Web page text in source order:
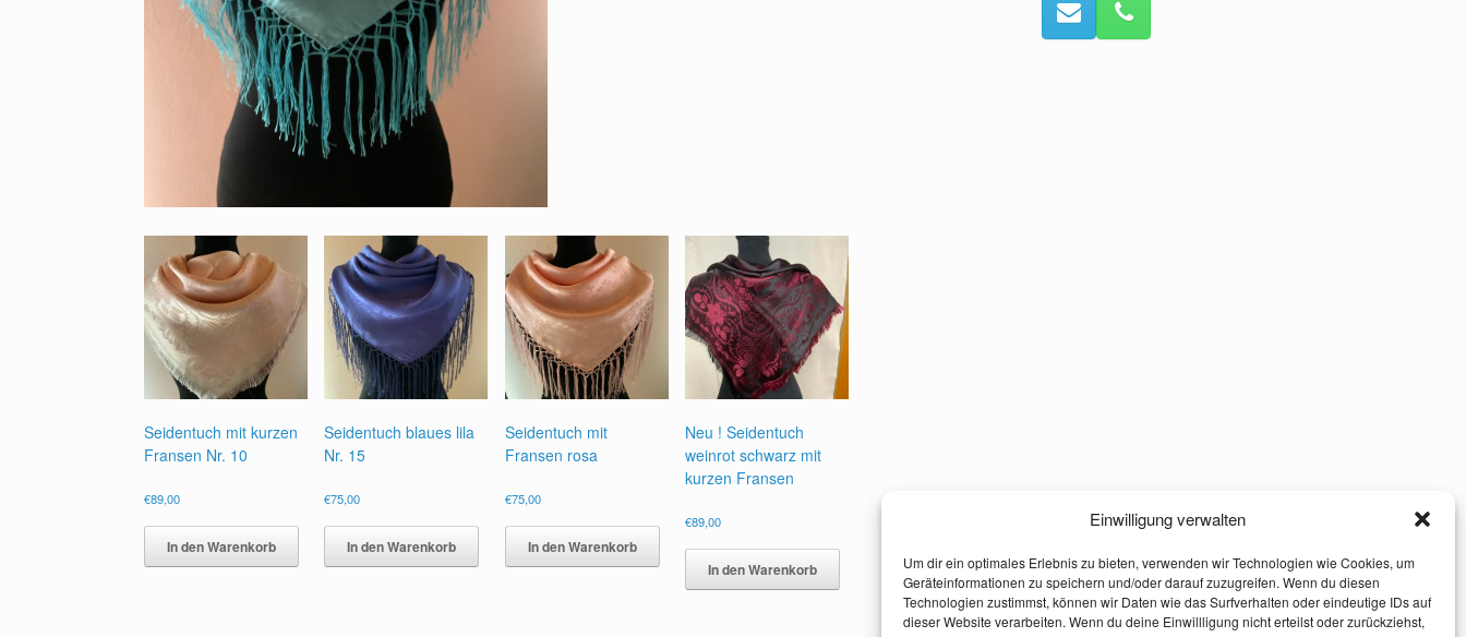
Einwilligung verwalten
Um dir ein optimales Erlebnis zu bieten, verwenden wir Technologien wie Cookies, um
Geräteinformationen zu speichern und/oder darauf zuzugreifen. Wenn du diesen
Technologien zustimmst, können wir Daten wie das Surfverhalten oder eindeutige IDs auf
dieser Website verarbeiten. Wenn du deine Einwillligung nicht erteilst oder zurückziehst,
Seidentuch mit kurzen
Fransen Nr. 10
€89,00
In den Warenkorb
Seidentuch blaues lila
Nr. 15
€75,00
In den Warenkorb
Seidentuch mit
Fransen rosa
€75,00
In den Warenkorb
Neu ! Seidentuch
weinrot schwarz mit
kurzen Fransen
€89,00
In den Warenkorb